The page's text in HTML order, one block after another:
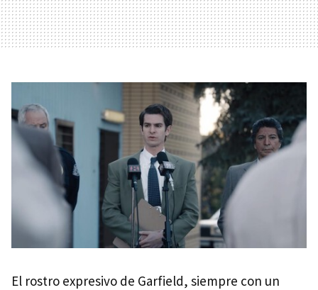
El rostro expresivo de Garfield, siempre con un